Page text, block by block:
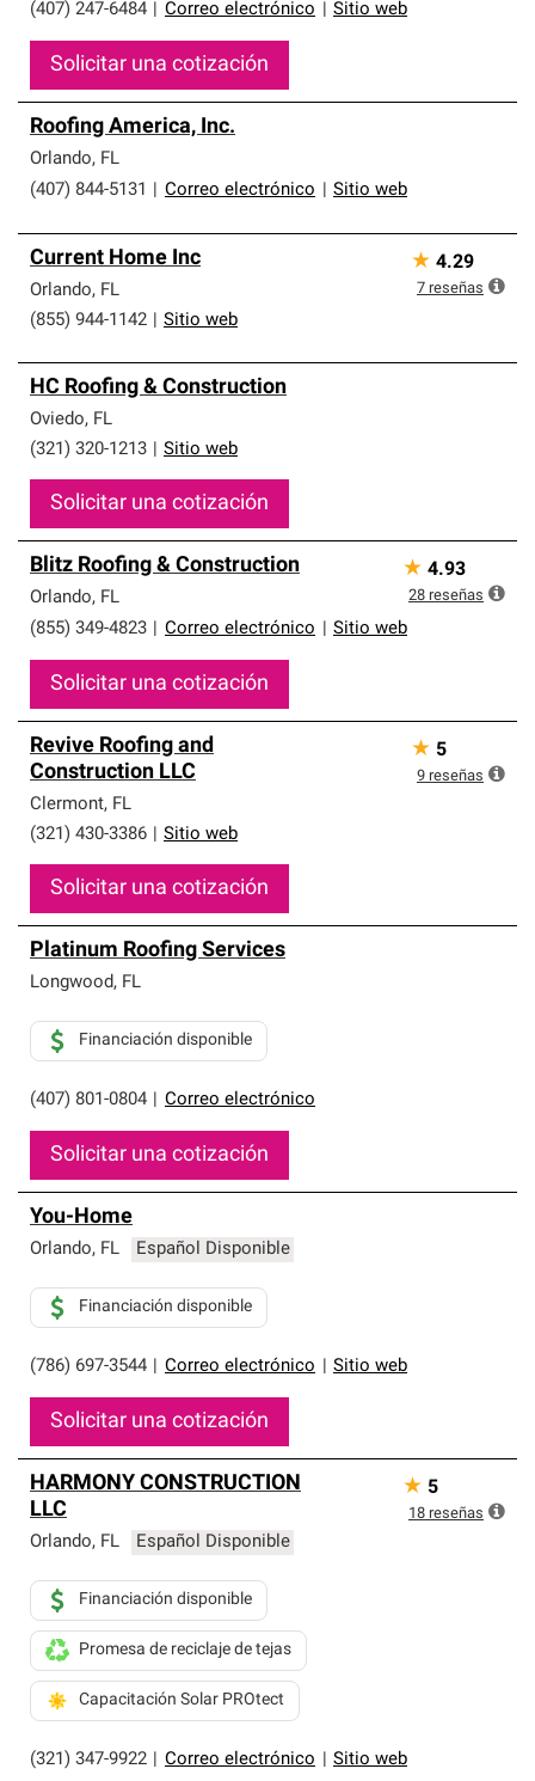
(407) 247-6484 Correo electrónico Sitio web
Solicitar una cotización
Roofing America, Inc.
Orlando, FL
(407) 844-5131
Correo electrónico Sitio web
Current Home Inc
Orlando, FL
(855) 944-1142
Sitio web
★ 4.29
7 reseñas
HC Roofing & Construction
Oviedo, FL
(321) 320-1213
Sitio web
Solicitar una cotización
Blitz Roofing & Construction
Orlando, FL
(855) 349-4823
Correo electrónico Sitio web
Solicitar una cotización
★ 4.93
28 reseñas
Revive Roofing and
Construction LLC
Clermont, FL
(321) 430-3386
Sitio web
Solicitar una cotización
★ 5
9 reseñas
Platinum Roofing Services
Longwood, FL
(407) 801-0804 Correo electrónico
Financiación disponible
Solicitar una cotización
You-Home
Orlando, FL Español Disponible
(786) 697-3544 Correo electrónico Sitio web
Financiación disponible
Solicitar una cotización
HARMONY CONSTRUCTION
LLC
Orlando, FL Español Disponible
(321) 347-9922 Correo electrónico Sitio web
Financiación disponible
Promesa de reciclaje de tejas
Capacitación Solar PROtect
★ 5
18 reseñas